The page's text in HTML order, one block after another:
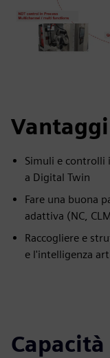
Vantaggi
Simuli e controlli
a Digital Twin
Fare una buona
adattiva (NC,
Raccogliere e
e l'intelligenza